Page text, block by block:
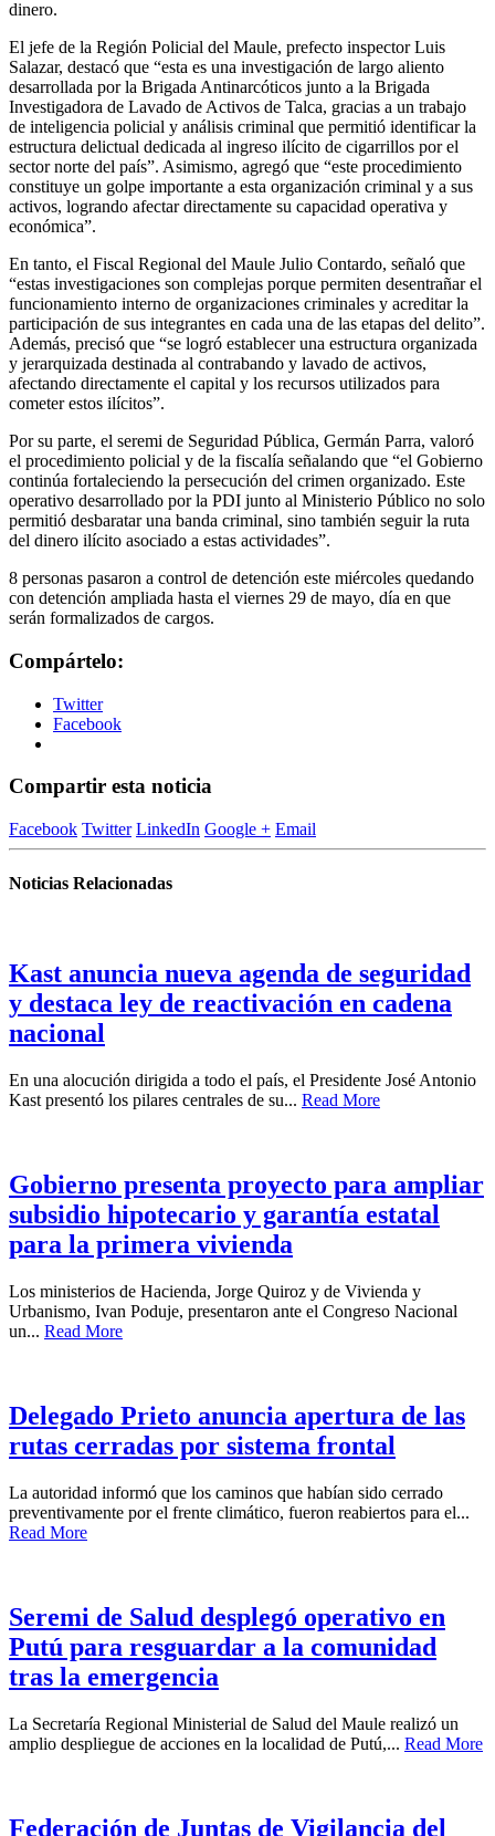
dinero.
El jefe de la Región Policial del Maule, prefecto inspector Luis
Salazar, destacó que “esta es una investigación de largo aliento
desarrollada por la Brigada Antinarcóticos junto a la Brigada
Investigadora de Lavado de Activos de Talca, gracias a un trabajo
de inteligencia policial y análisis criminal que permitió identificar la
estructura delictual dedicada al ingreso ilícito de cigarrillos por el
sector norte del país”. Asimismo, agregó que “este procedimiento
constituye un golpe importante a esta organización criminal y a sus
activos, logrando afectar directamente su capacidad operativa y
económica”.
En tanto, el Fiscal Regional del Maule Julio Contardo, señaló que
“estas investigaciones son complejas porque permiten desentrañar el
funcionamiento interno de organizaciones criminales y acreditar la
participación de sus integrantes en cada una de las etapas del delito”.
Además, precisó que “se logró establecer una estructura organizada
y jerarquizada destinada al contrabando y lavado de activos,
afectando directamente el capital y los recursos utilizados para
cometer estos ilícitos”.
Por su parte, el seremi de Seguridad Pública, Germán Parra, valoró
el procedimiento policial y de la fiscalía señalando que “el Gobierno
continúa fortaleciendo la persecución del crimen organizado. Este
operativo desarrollado por la PDI junto al Ministerio Público no solo
permitió desbaratar una banda criminal, sino también seguir la ruta
del dinero ilícito asociado a estas actividades”.
8 personas pasaron a control de detención este miércoles quedando
con detención ampliada hasta el viernes 29 de mayo, día en que
serán formalizados de cargos.
Compártelo:
Twitter
Facebook
Compartir esta noticia
Facebook Twitter LinkedIn Google + Email
Noticias Relacionadas
Kast anuncia nueva agenda de seguridad
y destaca ley de reactivación en cadena
nacional
En una alocución dirigida a todo el país, el Presidente José Antonio
Kast presentó los pilares centrales de su... Read More
Gobierno presenta proyecto para ampliar
subsidio hipotecario y garantía estatal
para la primera vivienda
Los ministerios de Hacienda, Jorge Quiroz y de Vivienda y
Urbanismo, Ivan Poduje, presentaron ante el Congreso Nacional
un... Read More
Delegado Prieto anuncia apertura de las
rutas cerradas por sistema frontal
La autoridad informó que los caminos que habían sido cerrado
preventivamente por el frente climático, fueron reabiertos para el...
Read More
Seremi de Salud desplegó operativo en
Putú para resguardar a la comunidad
tras la emergencia
La Secretaría Regional Ministerial de Salud del Maule realizó un
amplio despliegue de acciones en la localidad de Putú,... Read More
Federación de Juntas de Vigilancia del